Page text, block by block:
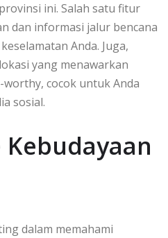
ini. Salah satu fitur
dan informasi jalur bencana
Anda. Juga,
yang menawarkan
cocok untuk Anda
sosial.
dalam memahami